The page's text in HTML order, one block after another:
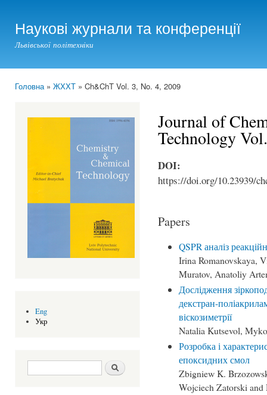
Наукові журнали та конференції
Львівської політехніки
Головна» ЖХХТ » Ch&ChT Vol. 3, No. 4, 2009
Eng
Укр
Search form Шукати
Journal of
Technology
DOI:
https://doi.org/10.23939/
Papers
QSPR аналіз
Irina Romanovskaya,
Muratov, Anatoliy
Дослідження
декстран-
віскозиметрії
Natalia Kutsevol,
Розробка і
епоксидних смол
Zbigniew K.
Wojciech Zatorski and